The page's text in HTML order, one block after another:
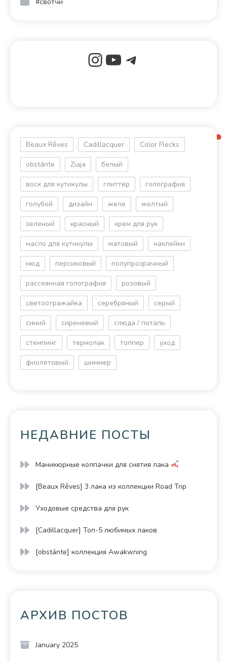
Beaux Rêves Cadillacquer Color Flecks
obstánte Ziaja белый
воск для кутикулы глиттер голография
голубой дизайн желе желтый
зеленый красный крем для рук
масло для кутикулы матовый наклейки
нюд персиковый полупрозрачный
рассеянная голография розовый
светоотражайка серебряный серый
синий сиреневый слюда / поталь
стемпинг термолак топпер уход
фиолетовый шиммер
НЕДАВНИЕ ПОСТЫ
Маникюрные колпачки для снятия лака
[Beaux Rêves] 3 лака из коллекции Road Trip
Уходовые средства для рук
[Cadillacquer] Топ-5 любимых лаков
[obstánte] коллекция Awakwning
АРХИВ ПОСТОВ
January 2025